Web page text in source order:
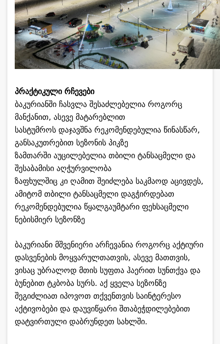
პრაქტიკული რჩევები
ბაკურიანში ჩასვლა შესაძლებელია როგორც
მანქანით, ასევე მატარებლით
სასტუმროს დაჯავშნა რეკომენდებულია წინასწარ,
განსაკუთრებით სეზონის პიკზე
ზამთარში აუცილებელია თბილი ტანსაცმელი და
შესაბამისი აღჭურვილობა
ზაფხულშიც კი ღამით შეიძლება საკმაოდ აცივდეს,
ამიტომ თბილი ტანსაცმელი დაგჭირდებათ
რეკომენდებულია წყალგაუმტარი ფეხსაცმელი
ნებისმიერ სეზონზე
ბაკურიანი მშვენიერი არჩევანია როგორც აქტიური
დასვენების მოყვარულთათვის, ასევე მათთვის,
ვისაც უბრალოდ მთის სუფთა ჰაერით სუნთქვა და
ბუნებით ტკბობა სურს. აქ ყველა სეზონზე
შეგიძლიათ იპოვოთ თქვენთვის საინტერესო
აქტივობები და დაუვიწყარი შთაბეჭდილებებით
დატვირთული დაბრუნდეთ სახლში.